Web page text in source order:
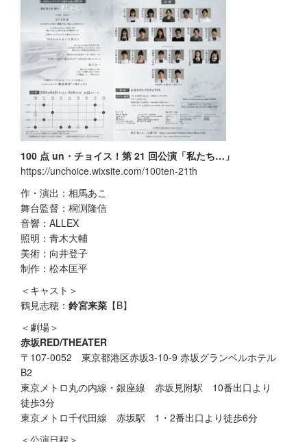
100 点 un・チョイス！第 21 回公演「私たち…」
https://unchoice.wixsite.com/100ten-21th
作・演出：相⾺あこ
舞台監督：桐渕隆信
⾳響：ALLEX
照明：⻘⽊⼤輔
美術：向井登⼦
制作：松本匡平
＜キャスト＞
鶴⾒志穂： 鈴宮来菜 【B】
＜劇場＞
赤坂RED/THEATER
〒107-0052 東京都港区赤坂3-10-9 赤坂グランベルホテル
B2
東京メトロ丸の内線・銀座線 赤坂見附駅 10番出口より
徒歩3分
​東京メトロ千代田線 赤坂駅 1・2番出口より徒歩6分
＜公演日程＞